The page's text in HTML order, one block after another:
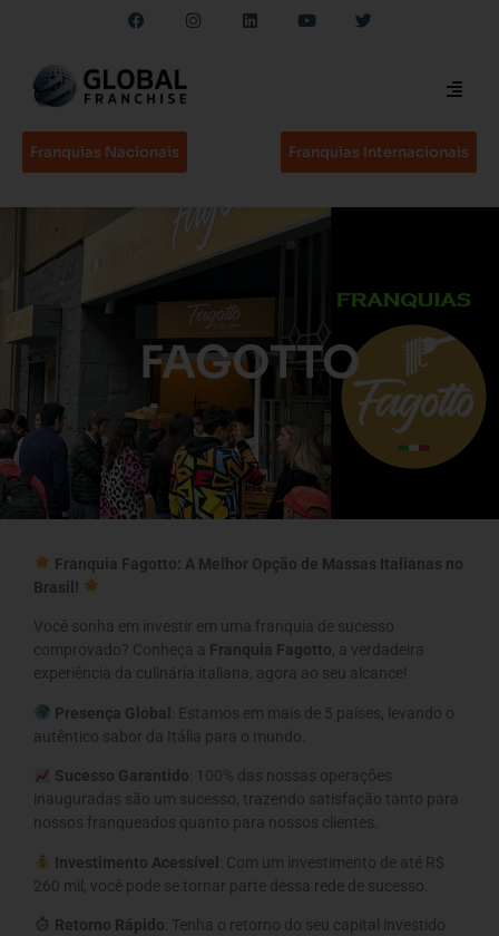
Franquias Nacionais Franquias Internacionais
FAGOTTO
Franquia Fagotto: A Melhor Opção de Massas Italianas no
Brasil!
Você sonha em investir em uma franquia de sucesso
comprovado? Conheça a Franquia Fagotto, a verdadeira
experiência da culinária italiana, agora ao seu alcance!
Presença Global
: Estamos em mais de 5 países, levando o
autêntico sabor da Itália para o mundo.
Sucesso Garantido: 100% das nossas operações
inauguradas são um sucesso, trazendo satisfação tanto para
nossos franqueados quanto para nossos clientes.
Investimento Acessível
: Com um investimento de até R$
260 mil, você pode se tornar parte dessa rede de sucesso.
Retorno Rápido : Tenha o retorno do seu capital investido